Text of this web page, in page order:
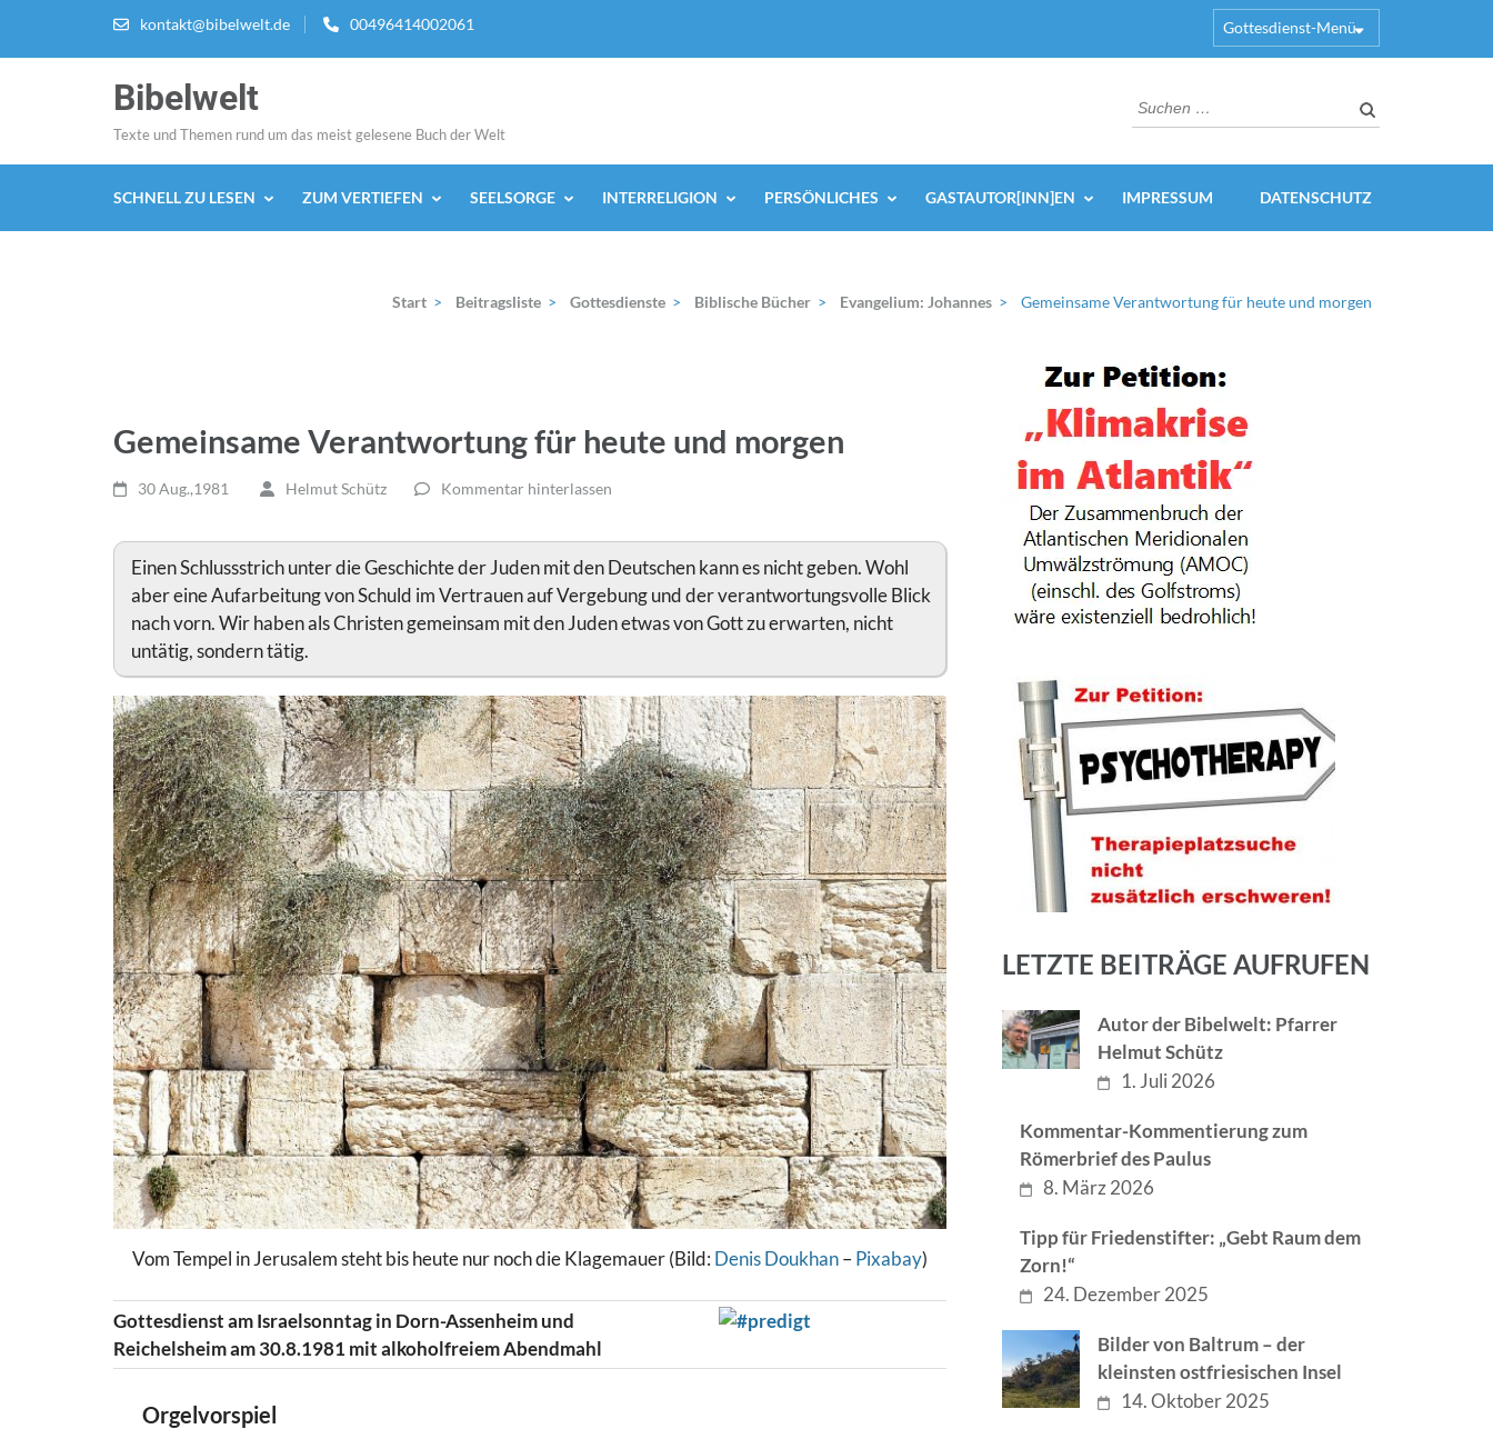
kontakt@bibelwelt.de 00496414002061 Gottesdienst-Menü
Bibelwelt
Texte und Themen rund um das meist gelesene Buch der Welt
Suchen
nach:
SCHNELL ZU LESEN ZUM VERTIEFEN SEELSORGE INTERRELIGION PERSÖNLICHES GASTAUTOR[INN]EN IMPRESSUM DATENSCHUTZ
Start > Beitragsliste > Gottesdienste > Biblische Bücher > Evangelium: Johannes > Gemeinsame Verantwortung für heute und morgen
Gemeinsame Verantwortung für heute und morgen
30 Aug.,1981 Helmut Schütz Kommentar hinterlassen
Einen Schlussstrich unter die Geschichte der Juden mit den Deutschen kann es nicht geben. Wohl
aber eine Aufarbeitung von Schuld im Vertrauen auf Vergebung und der verantwortungsvolle Blick
nach vorn. Wir haben als Christen gemeinsam mit den Juden etwas von Gott zu erwarten, nicht
untätig, sondern tätig.
Vom Tempel in Jerusalem steht bis heute nur noch die Klagemauer (Bild: Denis Doukhan–Pixabay)
Gottesdienst am Israelsonntag in Dorn-Assenheim und
Reichelsheim am 30.8.1981 mit alkoholfreiem Abendmahl
Orgelvorspiel
LETZTE BEITRÄGE AUFRUFEN
Autor der Bibelwelt: Pfarrer
Helmut Schütz
1. Juli 2026
Kommentar-Kommentierung zum
Römerbrief des Paulus
8. März 2026
Tipp für Friedenstifter: „Gebt Raum dem
Zorn!“
24. Dezember 2025
Bilder von Baltrum – der
kleinsten ostfriesischen Insel
14. Oktober 2025